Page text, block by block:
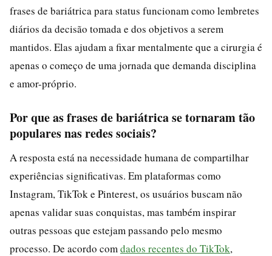
frases de bariátrica para status funcionam como lembretes
diários da decisão tomada e dos objetivos a serem
mantidos. Elas ajudam a fixar mentalmente que a cirurgia é
apenas o começo de uma jornada que demanda disciplina
e amor-próprio.
Por que as frases de bariátrica se tornaram tão
populares nas redes sociais?
A resposta está na necessidade humana de compartilhar
experiências significativas. Em plataformas como
Instagram, TikTok e Pinterest, os usuários buscam não
apenas validar suas conquistas, mas também inspirar
outras pessoas que estejam passando pelo mesmo
processo. De acordo com dados recentes do TikTok,